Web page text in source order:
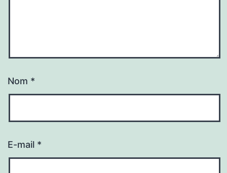
Nom *
E-mail *